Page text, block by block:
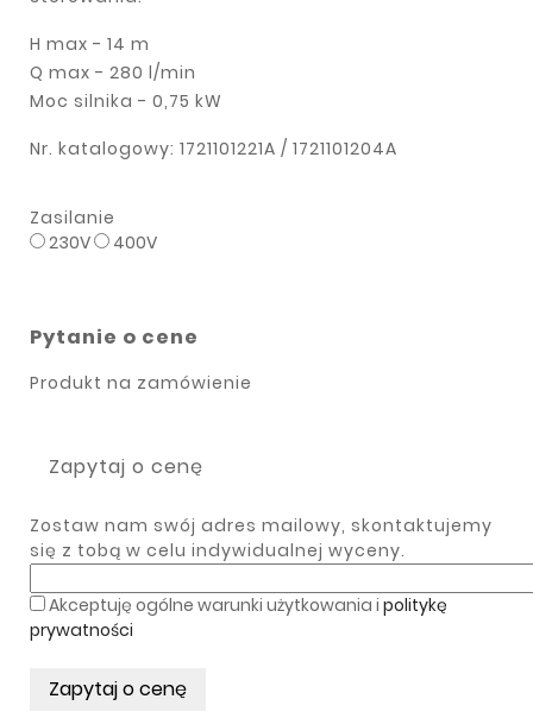
H max - 14 m
Q max - 280 l/min
Moc silnika - 0,75 kW
Nr. katalogowy: 1721101221A / 1721101204A
Zasilanie
230V
400V
Pytanie o cene
Produkt na zamówienie
Zapytaj o cenę
Zostaw nam swój adres mailowy, skontaktujemy
się z tobą w celu indywidualnej wyceny.
Akceptuję ogólne warunki użytkowania i politykę
prywatności